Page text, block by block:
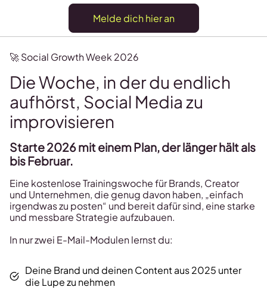
Melde dich hier an
🚀 Social Growth Week 2026
Die Woche, in der du endlich
aufhörst, Social Media zu
improvisieren
Starte 2026 mit einem Plan, der länger hält als
bis Februar.
Eine kostenlose Trainingswoche für Brands, Creator
und Unternehmen, die genug davon haben, „einfach
irgendwas zu posten“ und bereit dafür sind, eine starke
und messbare Strategie aufzubauen.
In nur zwei E-Mail-Modulen lernst du:
Deine Brand und deinen Content aus 2025 unter
die Lupe zu nehmen